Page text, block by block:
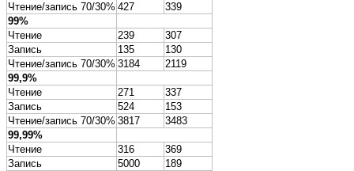
Чтение/запись 70/30% 427
339
99%
Чтение
239
307
Запись
135
130
Чтение/запись 70/30% 3184
2119
99,9%
Чтение
271
337
Запись
524
153
Чтение/запись 70/30% 3817
3483
99,99%
Чтение
316
369
Запись
5000
189